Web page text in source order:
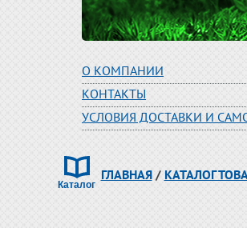
О КОМПАНИИ
КОНТАКТЫ
УСЛОВИЯ ДОСТАВКИ И
ГЛАВНАЯ/ КАТАЛОГ